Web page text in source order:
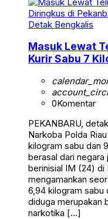
Detak Bengkalis
Masuk Lewat
Kurir Sabu 7
0Komentar
PEKANBARU,
Narkoba Polda
kilogram sabu dan
berasal dari negara
berinisial IM (24) di
mengamankan
6,94 kilogram
diduga merupakan
narkotika […]